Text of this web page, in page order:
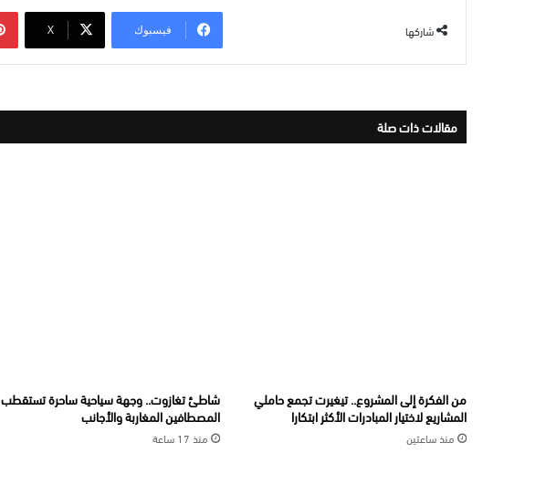
شاركها فيسبوك ‫X
مقالات ذات صلة
من الفكرة إلى المشروع.. تيغيرت تجمع حاملي
المشاريع لاختيار المبادرات الأكثر ابتكارا
منذ ساعتين
شاطئ تغازوت.. وجهة سياحية ساحرة تستقطب
المصطافين المغاربة والأجانب
منذ 17 ساعة